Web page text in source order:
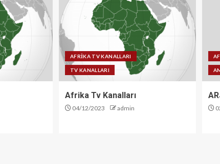
AFRİKA TV KANALLARI
TV KANALLARI
Afrika Tv Kanalları
04/12/2023 admin